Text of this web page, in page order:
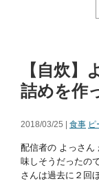
【自炊
詰めを作
2018/03/25 | 食事 ピ
配信者の よっさん
味しそうだったの
さんは過去に２回